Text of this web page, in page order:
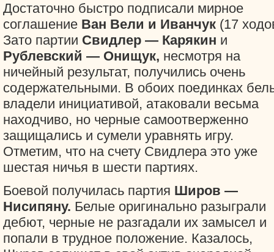
Достаточно быстро подписали мирное
соглашение Ван Вели и Иванчук (17
Зато партии Свидлер — Карякин и
Рублевский — Онищук, несмотря на
ничейный результат, получились очень
содержательными. В обоих поединках
владели инициативой, атаковали весьма
находчиво, но черные самоотверженно
защищались и сумели уравнять игру.
Отметим, что на счету Свидлера это уже
шестая ничья в шести партиях.
Боевой получилась партия Широв —
Нисипяну. Белые оригинально разыграли
дебют, черные не разгадали их замысел и
попали в трудное положение. Казалось,